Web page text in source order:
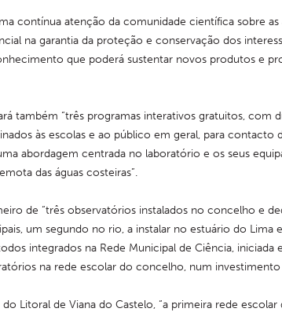
contínua atenção da comunidade científica sobre as
na garantia da proteção e conservação dos
que poderá sustentar novos produtos e
também “três programas interativos gratuitos, com
às escolas e ao público em geral, para contacto
abordagem centrada no laboratório e os seus
das águas costeiras”.
de “três observatórios instalados no concelho e
um segundo no rio, a instalar no estuário do Lima
integrados na Rede Municipal de Ciência, iniciada
na rede escolar do concelho, num
Litoral de Viana do Castelo, “a primeira rede escolar